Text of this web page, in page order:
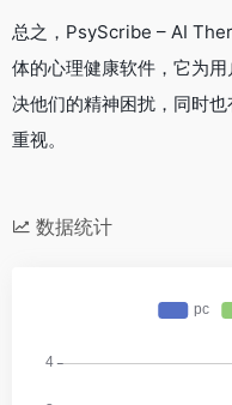
总之，PsyScribe – AI
体的心理健康软件，它为
决他们的精神困扰，同时
重视。
数据统计